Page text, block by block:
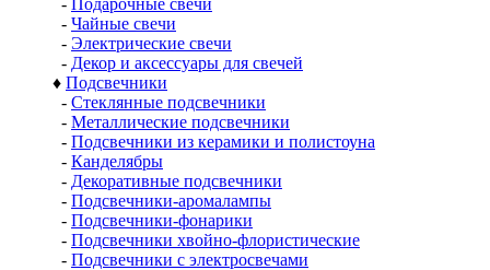
- Подарочные свечи
- Чайные свечи
- Электрические свечи
- Декор и аксессуары для свечей
♦ Подсвечники
- Стеклянные подсвечники
- Металлические подсвечники
- Подсвечники из керамики и полистоуна
- Канделябры
- Декоративные подсвечники
- Подсвечники-аромалампы
- Подсвечники-фонарики
- Подсвечники хвойно-флористические
- Подсвечники с электросвечами